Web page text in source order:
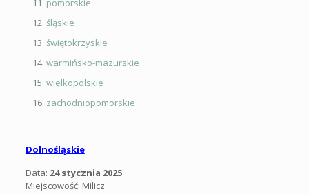
pomorskie
śląskie
świętokrzyskie
warmińsko-mazurskie
wielkopolskie
zachodniopomorskie
Dolnośląskie
Data: 24 stycznia 2025
Miejscowość: Milicz